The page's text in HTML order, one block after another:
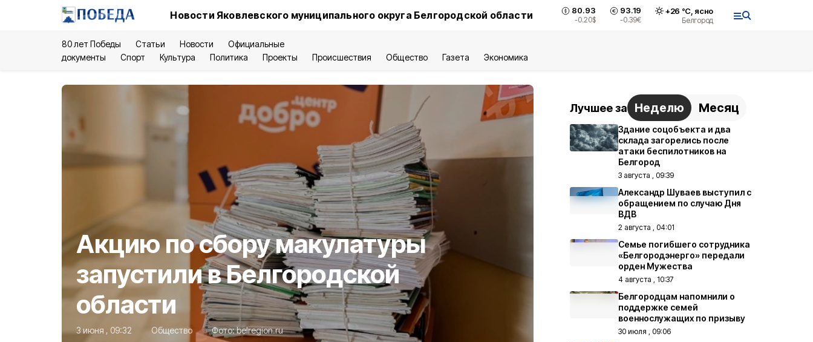
Новости Яковлевского муниципального округа Белгородской области 80.93
-0.20$
93.19
-0.39€
+26 °С, ясно
Белгород
80 лет Победы Статьи Новости
Официальные
документы
Спорт Культура Политика Проекты Происшествия Общество Газета Экономика
Акцию по сбору макулатуры
запустили в Белгородской
области
3 июня , 09:32 Общество Фото:belregion.ru
Лучшее за Неделю Месяц
Здание соцобъекта и два
склада загорелись после
атаки беспилотников на
Белгород
3 августа , 09:39
Александр Шуваев выступил с
обращением по случаю Дня
ВДВ
2 августа , 04:01
Семье погибшего сотрудника
«Белгородэнерго» передали
орден Мужества
4 августа , 10:37
Белгородцам напомнили о
поддержке семей
военнослужащих по призыву
30 июля , 09:06